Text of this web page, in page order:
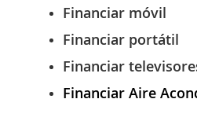
Financiar móvil
Financiar portátil
Financiar
Financiar Aire